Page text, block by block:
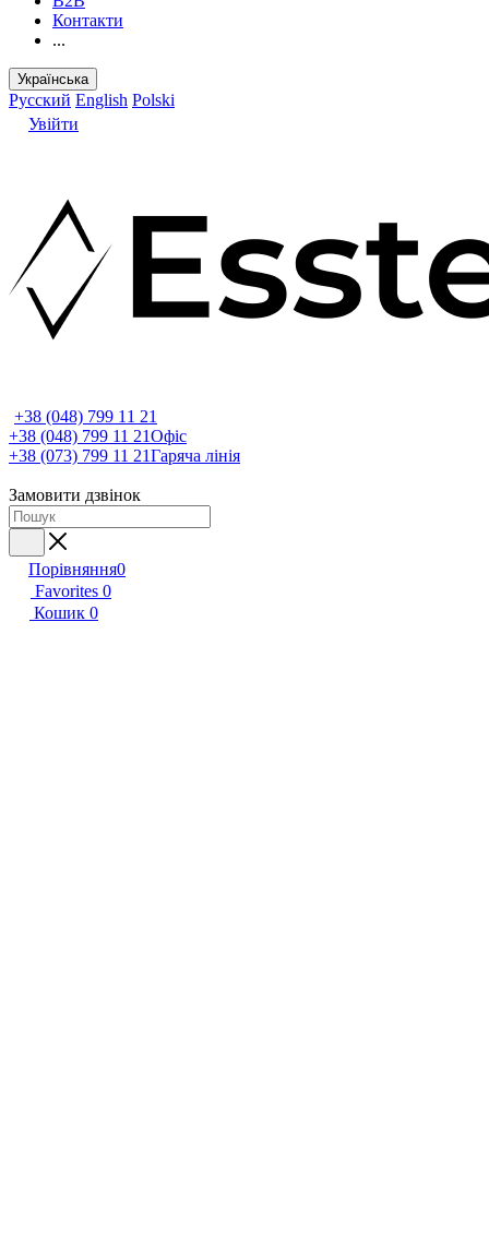
Контакти
...
Українська
Русский English Polski
Увійти
+38 (048) 799 11 21
+38 (048) 799 11 21Офіс
+38 (073) 799 11 21Гаряча лінія
Замовити дзвінок
Порівняння0
Favorites 0
Кошик 0